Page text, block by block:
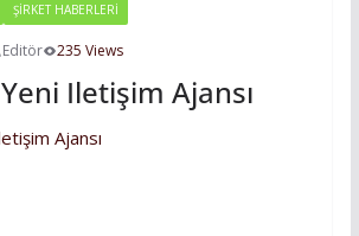
ŞIRKET HABERLERI
Editör 235 Views
Yeni Iletişim Ajansı
Ajansı